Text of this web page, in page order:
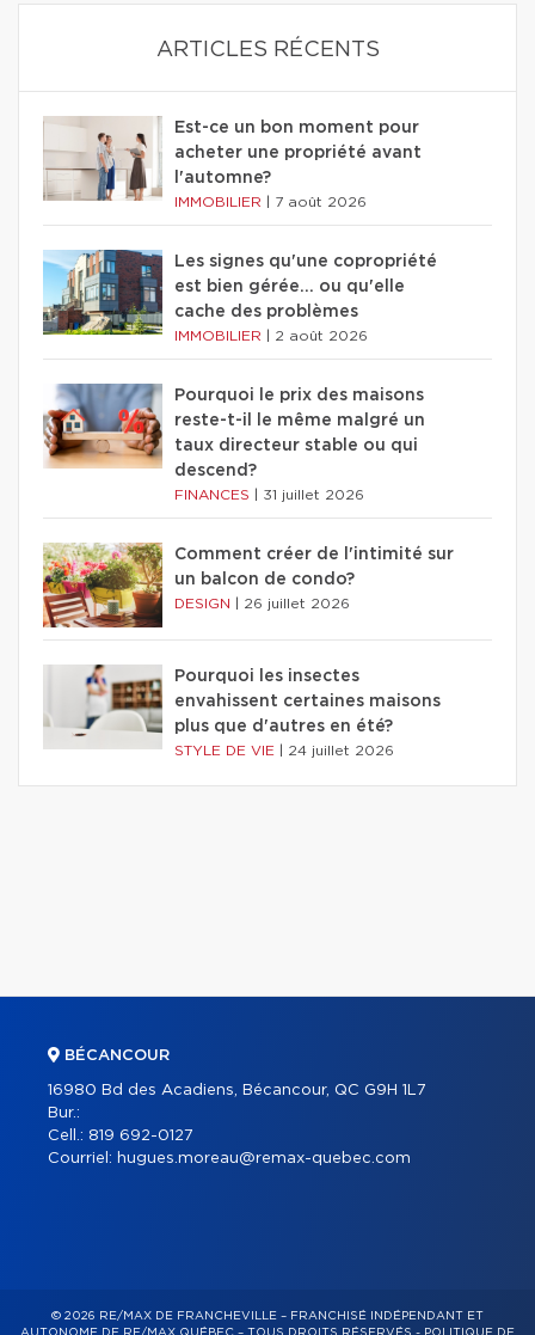
ARTICLES RÉCENTS
Est-ce un bon moment pour
acheter une propriété avant
l'automne?
IMMOBILIER 7 août 2026
Les signes qu'une copropriété
est bien gérée… ou qu'elle
cache des problèmes
IMMOBILIER 2 août 2026
Pourquoi le prix des maisons
reste-t-il le même malgré un
taux directeur stable ou qui
descend?
FINANCES 31 juillet 2026
Comment créer de l'intimité sur
un balcon de condo?
DESIGN 26 juillet 2026
Pourquoi les insectes
envahissent certaines maisons
plus que d'autres en été?
STYLE DE VIE 24 juillet 2026
BÉCANCOUR
16980 Bd des Acadiens, Bécancour, QC G9H 1L7
Bur.:
Cell.: 819 692-0127
Courriel: hugues.moreau@remax-quebec.com
© 2026 RE/MAX DE FRANCHEVILLE – FRANCHISÉ INDÉPENDANT ET